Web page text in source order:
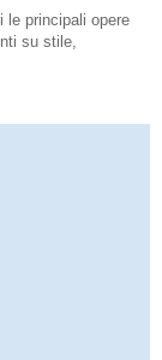
le principali opere
su stile,